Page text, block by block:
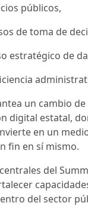
públicos,
de toma de
estratégico de
un cambio
digital estatal,
en un
fin en sí mismo.
del
del sector